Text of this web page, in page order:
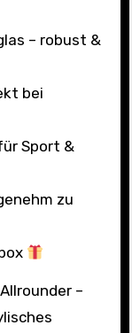
– robust &
bei
Sport &
zu
–